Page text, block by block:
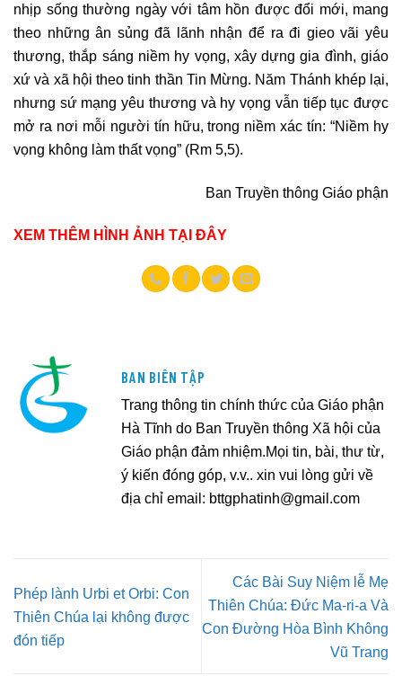
nhịp sống thường ngày với tâm hồn được đổi mới, mang
theo những ân sủng đã lãnh nhận để ra đi gieo vãi yêu
thương, thắp sáng niềm hy vọng, xây dựng gia đình, giáo
xứ và xã hội theo tinh thần Tin Mừng. Năm Thánh khép lại,
nhưng sứ mạng yêu thương và hy vọng vẫn tiếp tục được
mở ra nơi mỗi người tín hữu, trong niềm xác tín: “Niềm hy
vọng không làm thất vọng” (Rm 5,5).
Ban Truyền thông Giáo phận
XEM THÊM HÌNH ẢNH TẠI ĐÂY
BAN BIÊN TẬP
Trang thông tin chính thức của Giáo phận
Hà Tĩnh do Ban Truyền thông Xã hội của
Giáo phận đảm nhiệm.Mọi tin, bài, thư từ,
ý kiến đóng góp, v.v.. xin vui lòng gửi về
địa chỉ email: bttgphatinh@gmail.com
Phép lành Urbi et Orbi: Con
Thiên Chúa lại không được
đón tiếp
Các Bài Suy Niệm lễ Mẹ
Thiên Chúa: Đức Ma-ri-a Và
Con Đường Hòa Bình Không
Vũ Trang